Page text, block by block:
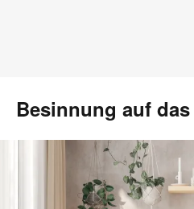
Besinnung auf